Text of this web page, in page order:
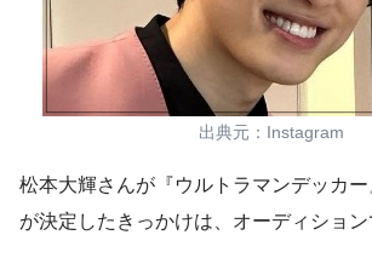
出典元：Instagram
松本大輝さんが『ウルトラマンデッカ
が決定したきっかけは、 オーディション